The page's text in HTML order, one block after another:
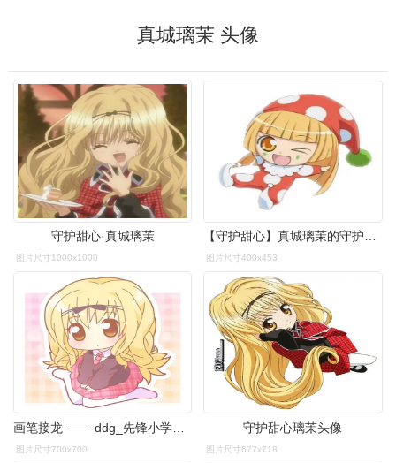
真城璃茉 头像
守护甜心·真城璃茉
图片尺寸1000x1000 图片尺寸400x453
画笔接龙 —— ddg_先锋小学生网上作文
图片尺寸700x700
守护甜心璃茉头像
图片尺寸677x718